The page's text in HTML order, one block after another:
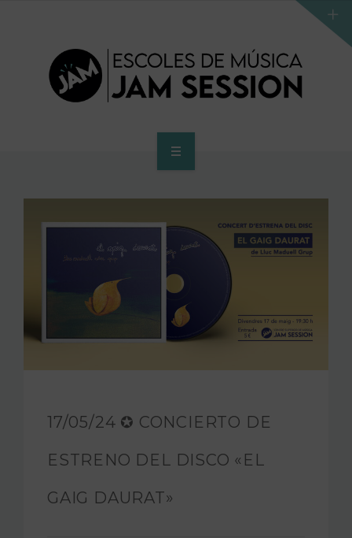
ESCUELA
PROGRAMA DE ACCESO AL SUPERIOR
CENTRO SUPERIOR
17/05/24 ✪ CONCIERTO DE
ESTRENO DEL DISCO «EL
GAIG DAURAT»